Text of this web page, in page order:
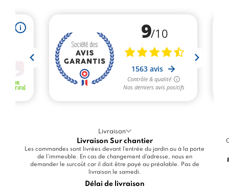
Livraison
Livraison Sur chantier
Les commandes sont livrées devant l'entrée du jardin ou à la porte
de l'immeuble. En cas de changement d'adresse, nous en
demander le surcoût car il doit être payé au préalable. Pas de
livraison le samedi.
Délai de livraison